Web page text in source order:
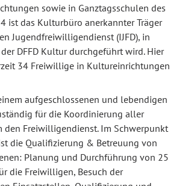
sowie in Ganztagsschulen des
ist das Kulturbüro anerkannter Träger
Jugendfreiwilligendienst (IJFD), in
DFFD Kultur durchgeführt wird. Hier
34 Freiwillige in Kultureinrichtungen
aufgeschlossenen und lebendigen
für die Koordinierung aller
den Freiwilligendienst. Im Schwerpunkt
die Qualifizierung & Betreuung von
Planung und Durchführung von 25
die Freiwilligen, Besuch der